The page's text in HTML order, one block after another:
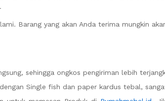
Barang yang akan Anda terima mungkin
sehingga ongkos pengiriman lebih
Single fish dan paper kardus tebal,